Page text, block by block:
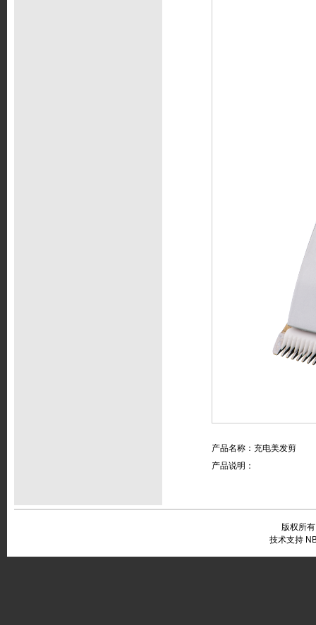
产品名称：充电美发剪
产品说明：
版权所
技术支持